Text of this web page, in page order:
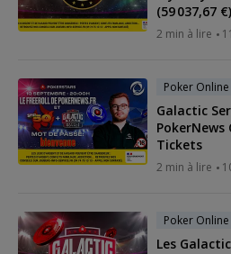
(59 037,67 €)
2 min à lire
Poker Online
Galactic
PokerNews
Tickets
2 min à lire
Poker Online
Les